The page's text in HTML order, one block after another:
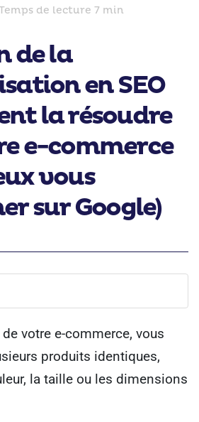
de lecture 7 min
de la
en SEO
la résoudre
e-commerce
vous
sur Google)
votre e-commerce, vous
produits identiques,
la taille ou les dimensions